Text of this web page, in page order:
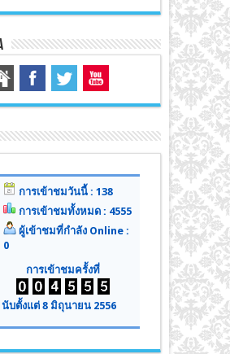
การเข้าชมวันนี้ : 138
การเข้าชมทั้งหมด : 4555
ผู้เข้าชมที่กำลัง Online :
0
การเข้าชมครั้งที่
นับตั้งแต่ 8 มิถุนายน 2556